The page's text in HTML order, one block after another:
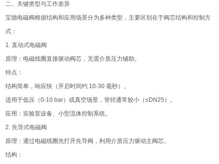
二、关键类型与工作差异
宝德电磁阀根据结构和应用场景分为多种类型，主要区别在于阀芯结构和控制方
式：
1. 直动式电磁阀
原理：电磁线圈直接驱动阀芯，无需介质压力辅助。
特点：
结构简单，响应快（开启时间约 10-30 毫秒）。
适用于低压（0-10 bar）或真空场景，管径通常较小（≤DN25）。
应用：实验室设备、小型流体控制系统。
2. 先导式电磁阀
原理：通过电磁线圈先打开先导阀，利用介质压力驱动主阀芯。
结构：